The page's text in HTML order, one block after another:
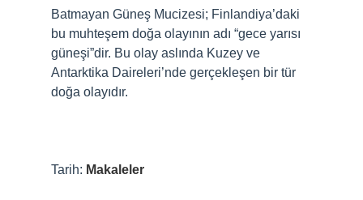
Batmayan Güneş Mucizesi; Finlandiya’daki
bu muhteşem doğa olayının adı “gece yarısı
güneşi”dir. Bu olay aslında Kuzey ve
Antarktika Daireleri’nde gerçekleşen bir tür
doğa olayıdır.
Tarih: Makaleler